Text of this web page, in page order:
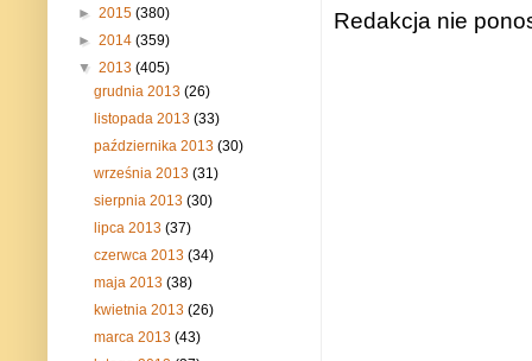
Redakcja nie
► 2015 (380)
► 2014 (359)
▼ 2013 (405)
grudnia 2013(26)
listopada 2013(33)
października 2013(30)
września 2013(31)
sierpnia 2013(30)
lipca 2013(37)
czerwca 2013(34)
maja 2013(38)
kwietnia 2013(26)
marca 2013(43)